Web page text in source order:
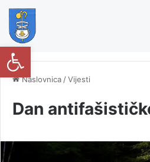
Naslovnica /Vijesti
Dan
Open toolbar